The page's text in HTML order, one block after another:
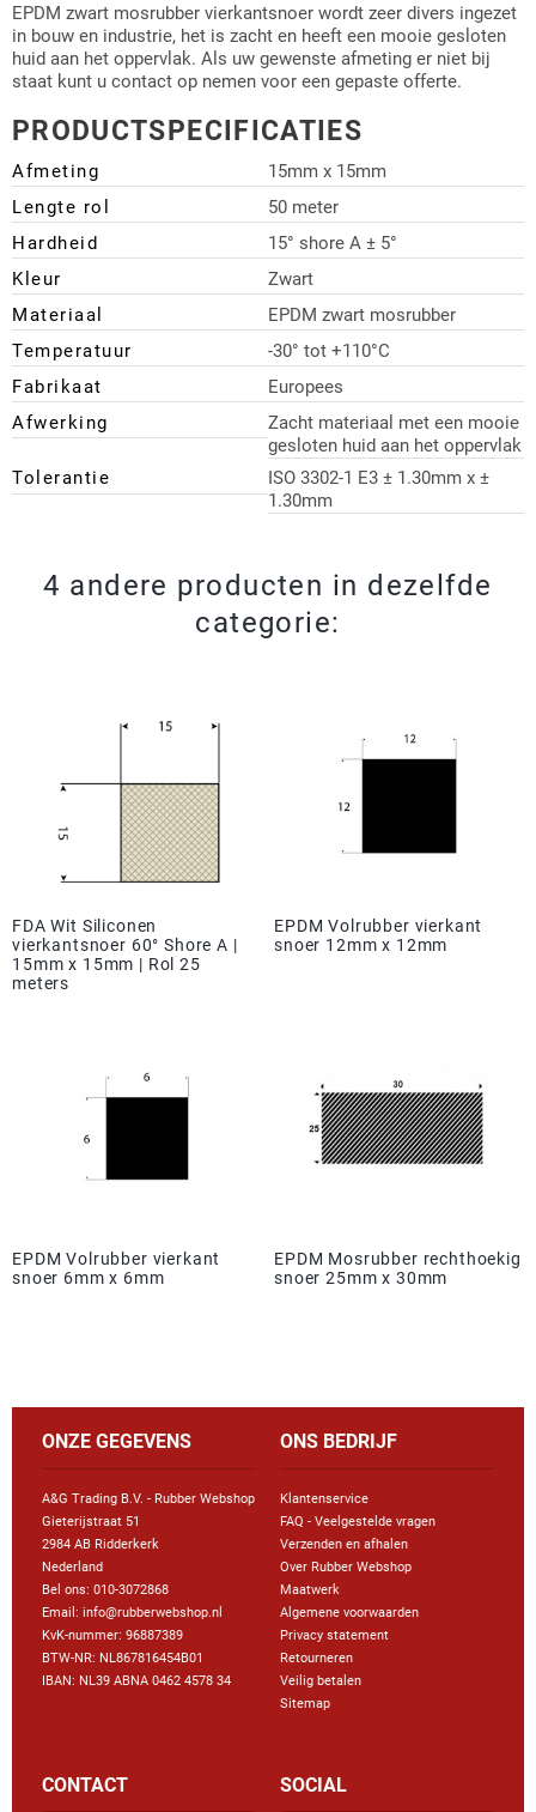
EPDM zwart mosrubber vierkantsnoer wordt zeer divers ingezet
in bouw en industrie, het is zacht en heeft een mooie gesloten
huid aan het oppervlak. Als uw gewenste afmeting er niet bij
staat kunt u contact op nemen voor een gepaste offerte.
PRODUCTSPECIFICATIES
Afmeting
15mm x 15mm
Lengte rol
50 meter
Hardheid
15° shore A ± 5°
Kleur
Zwart
Materiaal
EPDM zwart mosrubber
Temperatuur
-30° tot +110°C
Fabrikaat
Europees
Afwerking
Zacht materiaal met een mooie
gesloten huid aan het oppervlak
Tolerantie
ISO 3302-1 E3 ± 1.30mm x ±
1.30mm
4 andere producten in dezelfde
categorie:
FDA Wit Siliconen
vierkantsnoer 60° Shore A |
15mm x 15mm | Rol 25
meters
EPDM Volrubber vierkant
snoer 12mm x 12mm
EPDM Volrubber vierkant
snoer 6mm x 6mm
EPDM Mosrubber rechthoekig
snoer 25mm x 30mm
ONZE GEGEVENS
A&G Trading B.V. - Rubber Webshop
Gieterijstraat 51
2984 AB Ridderkerk
Nederland
Bel ons: 010-3072868
Email: info@rubberwebshop.nl
KvK-nummer: 96887389
BTW-NR: NL867816454B01
IBAN: NL39 ABNA 0462 4578 34
ONS BEDRIJF
Klantenservice
FAQ - Veelgestelde vragen
Verzenden en afhalen
Over Rubber Webshop
Maatwerk
Algemene voorwaarden
Privacy statement
Retourneren
Veilig betalen
Sitemap
CONTACT SOCIAL